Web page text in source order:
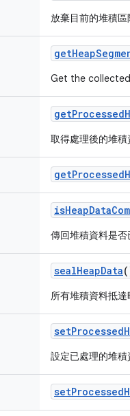
放棄目前的堆積區
getHeap
Get the
getProcessed
取得處理後的堆積
getProcessed
isHeapData
傳回堆積資料是否
sealHeapData
所有堆積資料抵達
setProcessed
設定已處理的堆積
setProcessed